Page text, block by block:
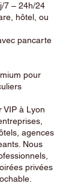
– 24h/24
hôtel, ou
pancarte
pour
VIP à Lyon
agences
Nous
privées